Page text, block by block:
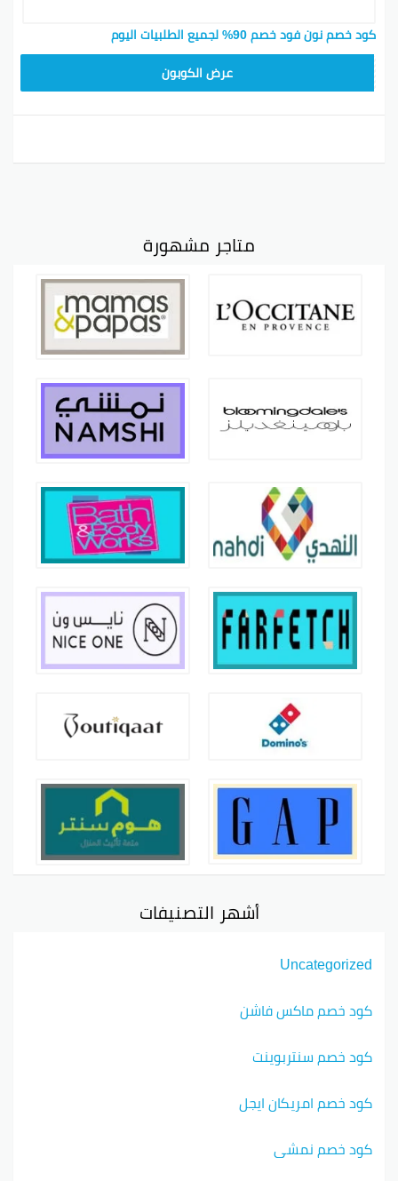
كود خصم نون فود خصم 90% لجميع الطلبيات اليوم
عرض الكوبون
متاجر مشهورة
أشهر التصنيفات
Uncategorized
كود خصم ماكس فاشن
كود خصم سنتربوينت
كود خصم امريكان ايجل
كود خصم نمشي